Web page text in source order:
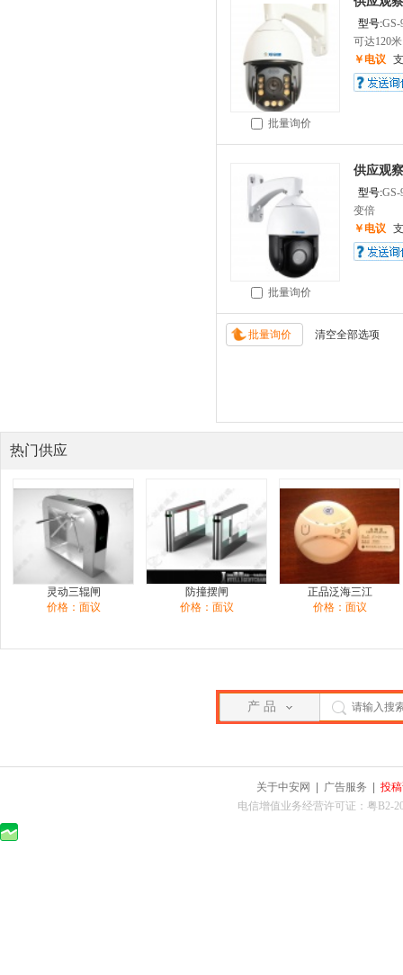
批量询价
型号:GS-
可达120
￥电议
批量询价
供应观
型号:
变倍
￥电议
热门供应
灵动三辊闸
价格：面议
防撞摆闸
价格：面议
正品泛海三江
价格：面议
产 品
关于中安网 广告服务
投
电信增值业务经营许可证：粤